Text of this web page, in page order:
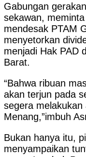
Gabungan
sekawan,
mendesak PTAM
menyetorkan
menjadi Hak PAD
Barat.
“Bahwa ribuan
akan terjun pada
segera melakukan
Menang,”imbuh
Bukan hanya itu,
menyampaikan